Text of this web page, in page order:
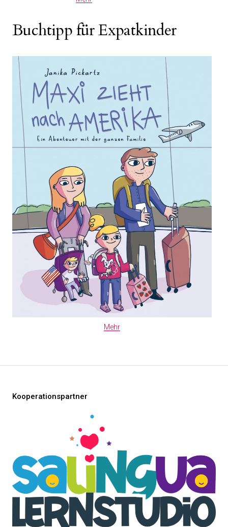
Buchtipp für Expatkinder
Mehr
Kooperationspartner